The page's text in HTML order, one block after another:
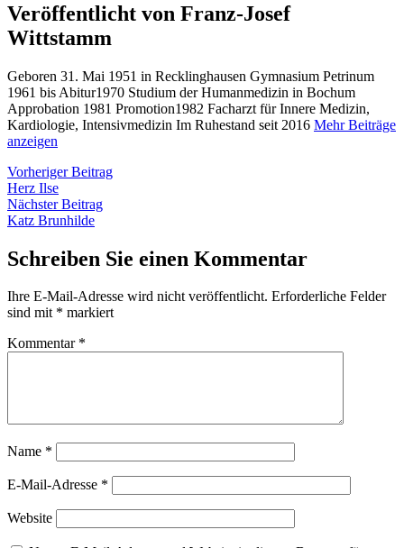
Veröffentlicht von Franz-Josef
Wittstamm
Geboren 31. Mai 1951 in Recklinghausen Gymnasium Petrinum
1961 bis Abitur1970 Studium der Humanmedizin in Bochum
Approbation 1981 Promotion1982 Facharzt für Innere Medizin,
Kardiologie, Intensivmedizin Im Ruhestand seit 2016 Mehr Beiträge
anzeigen
Beitragsnavigation
Vorheriger BeitragVorheriger
Herz Ilse
Nächster BeitragNächster
Katz Brunhilde
Schreiben Sie einen Kommentar
Ihre E-Mail-Adresse wird nicht veröffentlicht. Erforderliche Felder
sind mit * markiert
Kommentar *
Name *
E-Mail-Adresse *
Website